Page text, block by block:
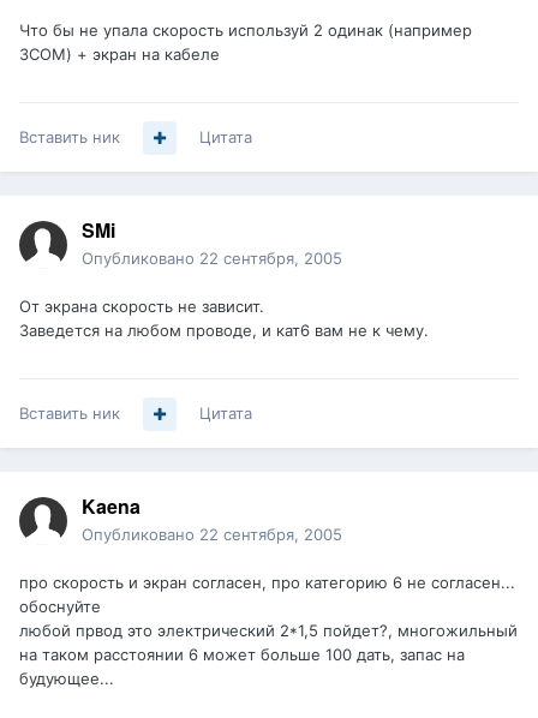
Что бы не упала скорость используй 2 одинак (например
3COM) + экран на кабеле
Вставить ник Цитата
SMi
Опубликовано 22 сентября, 2005
От экрана скорость не зависит.
Заведется на любом проводе, и кат6 вам не к чему.
Вставить ник Цитата
Kaena
Опубликовано 22 сентября, 2005
про скорость и экран согласен, про категорию 6 не согласен...
обоснуйте
любой првод это электрический 2*1,5 пойдет?, многожильный
на таком расстоянии 6 может больше 100 дать, запас на
будующее...